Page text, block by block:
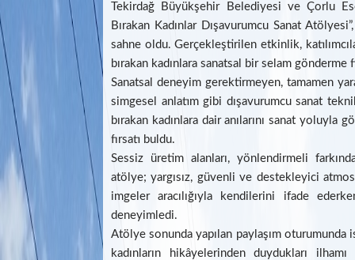
Tekirdağ Büyükşehir Belediyesi ve Çorlu
Bırakan Kadınlar Dışavurumcu Sanat
sahne oldu. Gerçekleştirilen etkinlik,
bırakan kadınlara sanatsal bir selam gönderme
Sanatsal deneyim gerektirmeyen, tamamen
simgesel anlatım gibi dışavurumcu sanat
bırakan kadınlara dair anılarını sanat
fırsatı buldu.
Sessiz üretim alanları, yönlendirmeli
atölye; yargısız, güvenli ve destekleyici
imgeler aracılığıyla kendilerini ifade
deneyimledi.
Atölye sonunda yapılan paylaşım oturumunda
kadınların hikâyelerinden duydukları